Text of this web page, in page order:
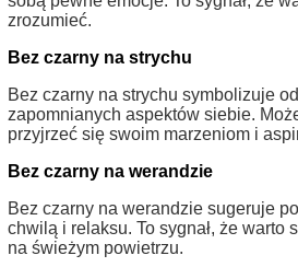
zrozumieć.
Bez czarny na strychu
Bez czarny na strychu symbolizuje
zapomnianych aspektów siebie.
przyjrzeć się swoim marzeniom i
Bez czarny na werandzie
Bez czarny na werandzie sugeruje
chwilą i relaksu. To sygnał, że warto
na świeżym powietrzu.